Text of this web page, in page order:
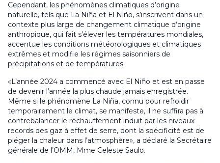
Cependant, les phénomènes climatiques d’origine
naturelle, tels que La Niña et El Niño, s’inscrivent dans un
contexte plus large de changement climatique d’origine
anthropique, qui fait s’élever les températures mondiales,
accentue les conditions météorologiques et climatiques
extrêmes et modifie les régimes saisonniers de
précipitations et de températures.
«L’année 2024 a commencé avec El Niño et est en passe
de devenir l’année la plus chaude jamais enregistrée.
Même si le phénomène La Niña, connu pour refroidir
temporairement le climat, se manifeste, il ne suffira pas à
contrebalancer le réchauffement induit par les niveaux
records des gaz à effet de serre, dont la spécificité est de
piéger la chaleur dans l’atmosphère», a déclaré la Secrétaire
générale de l’OMM, Mme Celeste Saulo.